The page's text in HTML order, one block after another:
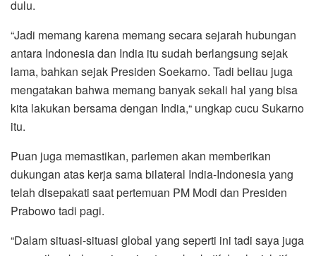
dulu.
“Jadi memang karena memang secara sejarah hubungan
antara Indonesia dan India itu sudah berlangsung sejak
lama, bahkan sejak Presiden Soekarno. Tadi beliau juga
mengatakan bahwa memang banyak sekali hal yang bisa
kita lakukan bersama dengan India,“ ungkap cucu Sukarno
itu.
Puan juga memastikan, parlemen akan memberikan
dukungan atas kerja sama bilateral India-Indonesia yang
telah disepakati saat pertemuan PM Modi dan Presiden
Prabowo tadi pagi.
“Dalam situasi-situasi global yang seperti ini tadi saya juga